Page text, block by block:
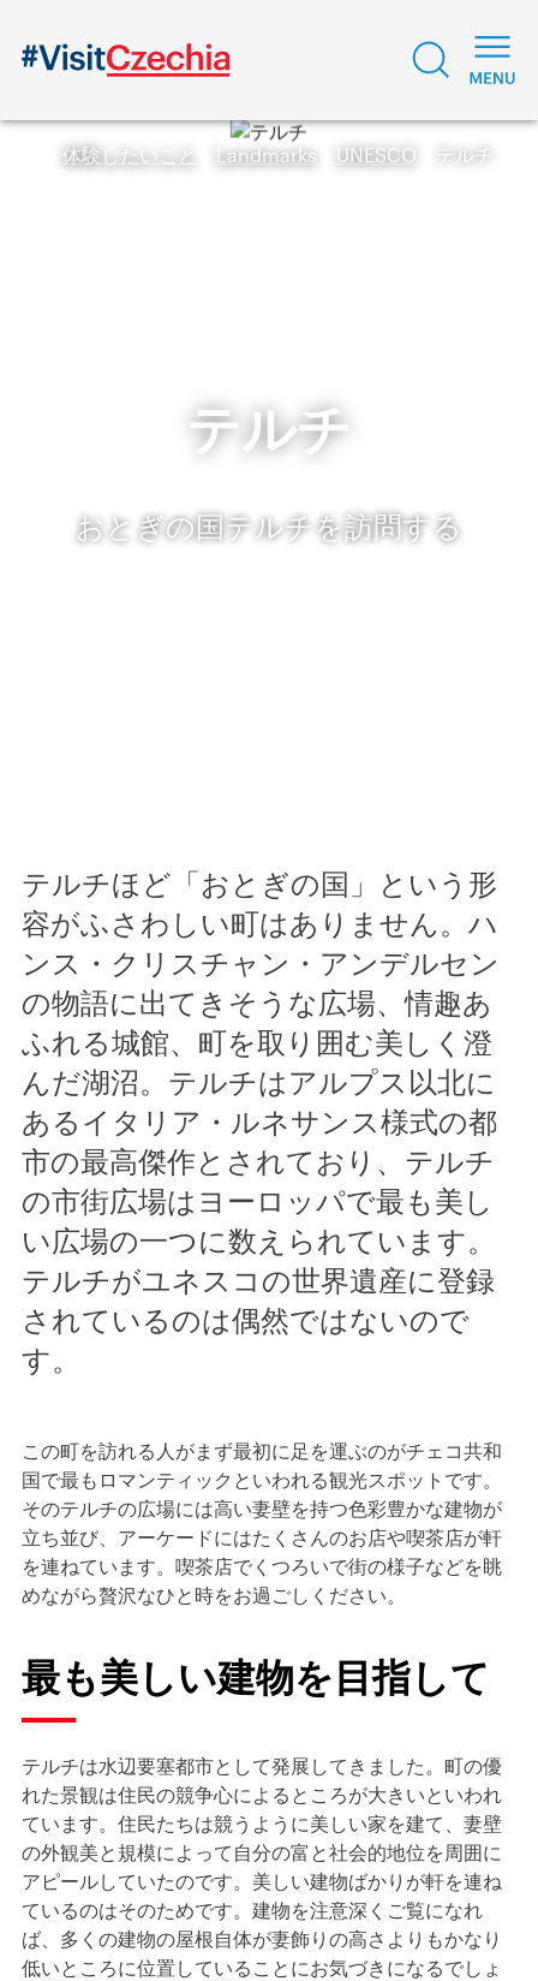
体験したいこと Landmarks UNESCO テルチ
テルチ
おとぎの国テルチを訪問する
テルチほど「おとぎの国」という形
容がふさわしい町はありません。ハ
ンス・クリスチャン・アンデルセン
の物語に出てきそうな広場、情趣あ
ふれる城館、町を取り囲む美しく澄
んだ湖沼。テルチはアルプス以北に
あるイタリア・ルネサンス様式の都
市の最高傑作とされており、テルチ
の市街広場はヨーロッパで最も美し
い広場の一つに数えられています。
テルチがユネスコの世界遺産に登録
されているのは偶然ではないので
す。
この町を訪れる人がまず最初に足を運ぶのがチェコ共和
国で最もロマンティックといわれる観光スポットです。
そのテルチの広場には高い妻壁を持つ色彩豊かな建物が
立ち並び、アーケードにはたくさんのお店や喫茶店が軒
を連ねています。喫茶店でくつろいで街の様子などを眺
めながら贅沢なひと時をお過ごしください。
最も美しい建物を目指して
テルチは水辺要塞都市として発展してきました。町の優
れた景観は住民の競争心によるところが大きいといわれ
ています。住民たちは競うように美しい家を建て、妻壁
の外観美と規模によって自分の富と社会的地位を周囲に
アピールしていたのです。美しい建物ばかりが軒を連ね
ているのはそのためです。建物を注意深くご覧になれ
ば、多くの建物の屋根自体が妻飾りの高さよりもかなり
低いところに位置していることにお気づきになるでしょ